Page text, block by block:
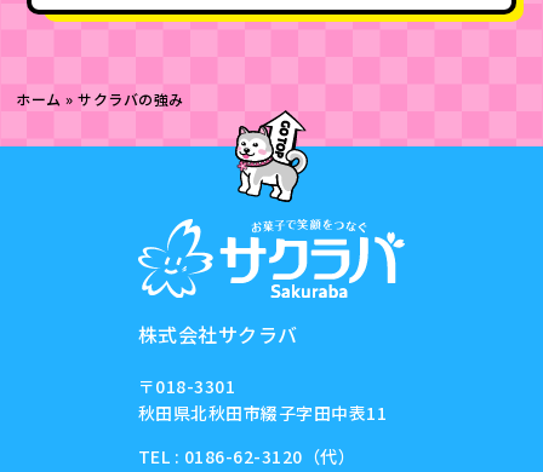
ホーム »サクラバの強み
株式会社サクラバ
〒018-3301
秋田県北秋田市綴子字田中表11
TEL : 0186-62-3120（代）